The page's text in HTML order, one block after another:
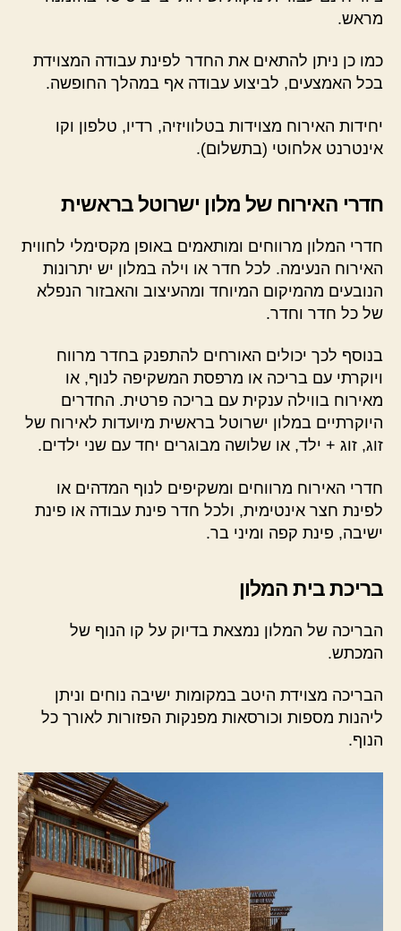
מראש.
כמו כן ניתן להתאים את החדר לפינת עבודה המצוידת
בכל האמצעים, לביצוע עבודה אף במהלך החופשה.
יחידות האירוח מצוידות בטלוויזיה, רדיו, טלפון וקו
אינטרנט אלחוטי (בתשלום).
חדרי האירוח של מלון ישרוטל בראשית
חדרי המלון מרווחים ומותאמים באופן מקסימלי לחווית
האירוח הנעימה. לכל חדר או וילה במלון יש יתרונות
הנובעים מהמיקום המיוחד ומהעיצוב והאבזור הנפלא
של כל חדר וחדר.
בנוסף לכך יכולים האורחים להתפנק בחדר מרווח
ויוקרתי עם בריכה או מרפסת המשקיפה לנוף, או
מאירוח בווילה ענקית עם בריכה פרטית. החדרים
היוקרתיים במלון ישרוטל בראשית מיועדות לאירוח של
זוג, זוג + ילד, או שלושה מבוגרים יחד עם שני ילדים.
חדרי האירוח מרווחים ומשקיפים לנוף המדהים או
לפינת חצר אינטימית, ולכל חדר פינת עבודה או פינת
ישיבה, פינת קפה ומיני בר.
בריכת בית המלון
הבריכה של המלון נמצאת בדיוק על קו הנוף של
המכתש.
הבריכה מצוידת היטב במקומות ישיבה נוחים וניתן
ליהנות מספות וכורסאות מפנקות הפזורות לאורך כל
הנוף.